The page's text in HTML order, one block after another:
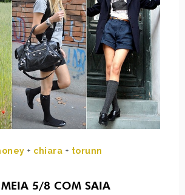
+ chiara + torunn
5/8 COM SAIA